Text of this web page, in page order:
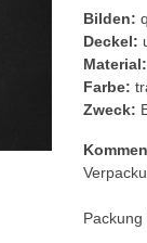
Bilden:
Deckel:
Material:
Farbe:
Zweck:
Packung